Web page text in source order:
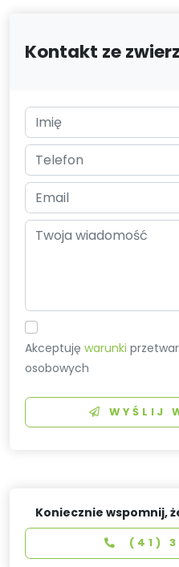
Kontakt ze
Akceptujęwarunki
osobowych
WYŚLIJ
Koniecznie wspomnij,
(41)